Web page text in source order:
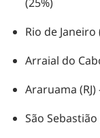
Rio de Janeiro
Arraial do
Araruama (RJ)
São Sebastião